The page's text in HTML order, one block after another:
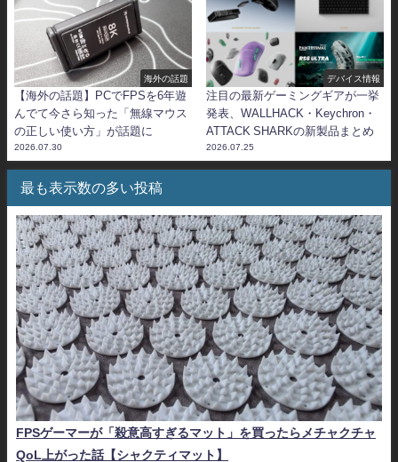
海外の話題
【海外の話題】PCでFPSを6年遊
んでて今さら知った「無線マウス
の正しい使い方」が話題に
2026.07.30
デバイス情報
注目の最新ゲーミングギアが一挙
発表、WALLHACK・Keychron・
ATTACK SHARKの新製品まとめ
2026.07.25
最も表示数の多い投稿
FPSゲーマーが「殺意高すぎるマット」を買ったらメチャクチャ
QoL上がった話【シャクティマット】